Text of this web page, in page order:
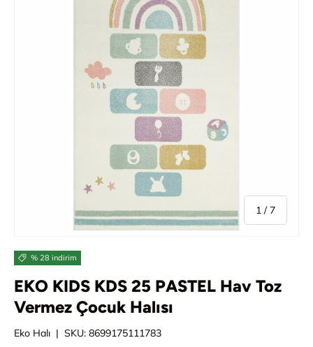
1 / /7
% 28 indirim
EKO KIDS KDS 25 PASTEL Hav Toz
Vermez Çocuk Halısı
Eko Halı | SKU: 8699175111783